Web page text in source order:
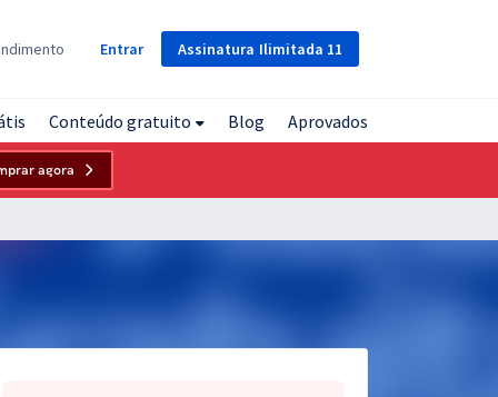
Assinatura Ilimitada 11
Entrar
Conteúdo gratuito Blog Aprovados
agora